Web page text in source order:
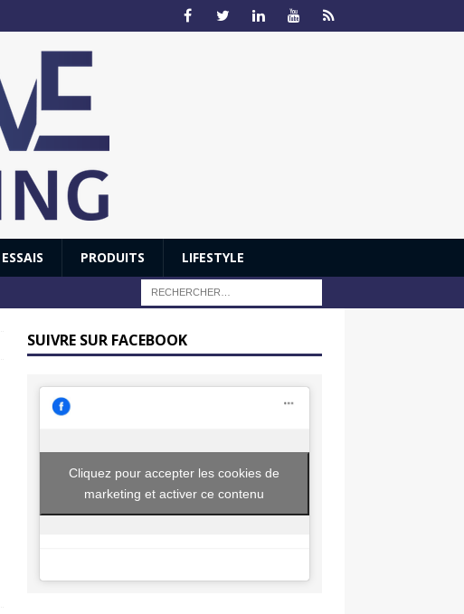
ESSAIS PRODUITS LIFESTYLE
SUIVRE SUR FACEBOOK
Cliquez pour accepter les cookies de
marketing et activer ce contenu